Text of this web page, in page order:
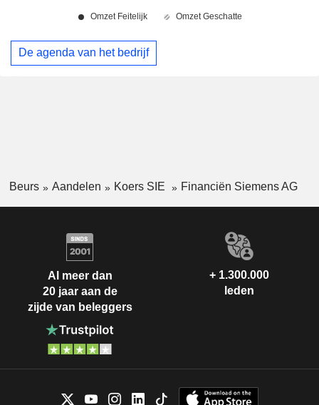
De agenda van het bedrijf
Beurs Aandelen Koers SIE Financiën Siemens AG
Al meer dan
20 jaar aan de
zijde van beleggers
+ 1.300.000
leden